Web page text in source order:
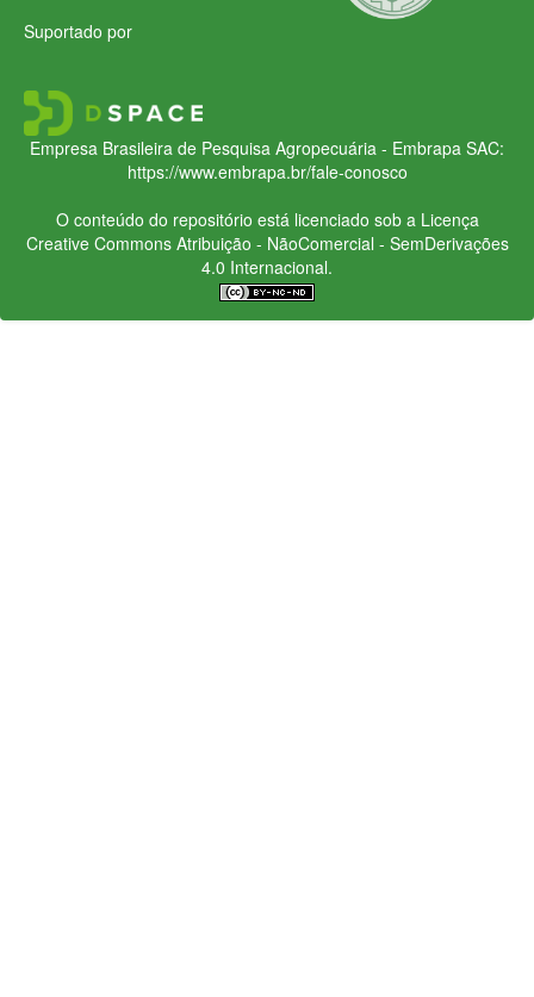
Suportado por
Empresa Brasileira de Pesquisa Agropecuária - Embrapa SAC:
https://www.embrapa.br/fale-conosco
O conteúdo do repositório está licenciado sob a Licença
Creative CommonsAtribuição - NãoComercial - SemDerivações
4.0 Internacional.